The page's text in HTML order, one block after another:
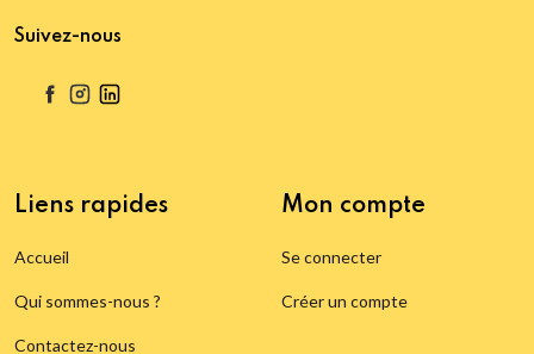
Suivez-nous
Liens rapides
Accueil
Qui sommes-nous ?
Contactez-nous
Mon compte
Se connecter
Créer un compte